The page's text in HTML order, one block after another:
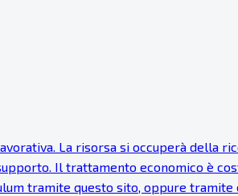
La risorsa si occuperà della
Il trattamento economico è
tramite questo sito, oppure